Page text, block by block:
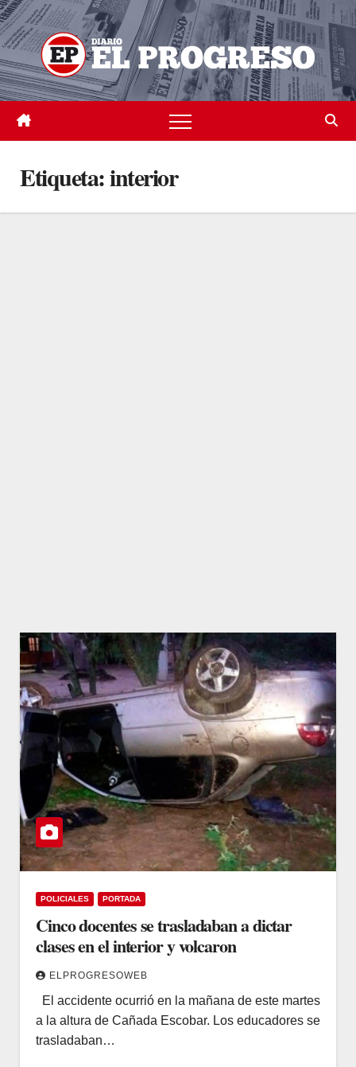
Skip
to
content
Etiqueta:interior
POLICIALES PORTADA
Cinco docentes se trasladaban a dictar
clases en el interior y volcaron
ELPROGRESOWEB
El accidente ocurrió en la mañana de este martes
a la altura de Cañada Escobar. Los educadores se
trasladaban…